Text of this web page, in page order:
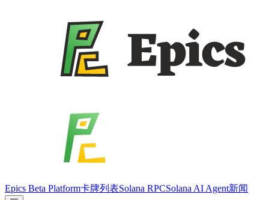
Epics Beta Platform卡牌列表Solana RPCSolana AI Agent新闻